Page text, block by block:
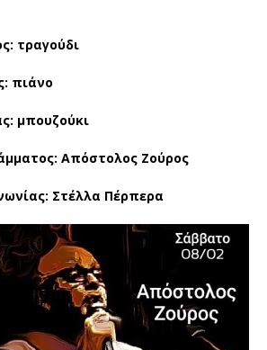
τραγούδι
πιάνο
μπουζούκι
Απόστολος Ζούρος
Στέλλα Πέρπερα